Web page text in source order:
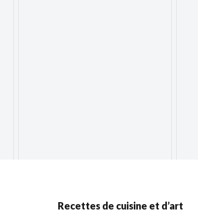
Recettes de cuisine et d’art